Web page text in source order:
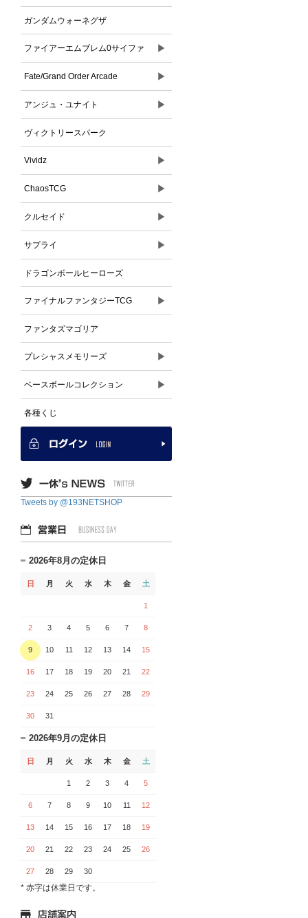
ドゲーム
ガンダムウォーネグザ
ファイアーエムブレム0サイファ ▶
Fate/Grand Order Arcade ▶
アンジュ・ユナイト ▶
ヴィクトリースパーク
Vividz ▶
ChaosTCG ▶
クルセイド ▶
サプライ ▶
ドラゴンボールヒーローズ
ファイナルファンタジーTCG ▶
ファンタズマゴリア
プレシャスメモリーズ ▶
ベースボールコレクション ▶
各種くじ
Tweets by @193NETSHOP
2026年8月の定休日
日 月 火 水 木 金 土
1
2 3 4 5 6 7 8
9 10 11 12 13 14 15
16 17 18 19 20 21 22
23 24 25 26 27 28 29
30 31
2026年9月の定休日
日 月 火 水 木 金 土
1 2 3 4 5
6 7 8 9 10 11 12
13 14 15 16 17 18 19
20 21 22 23 24 25 26
27 28 29 30
* 赤字は休業日です。